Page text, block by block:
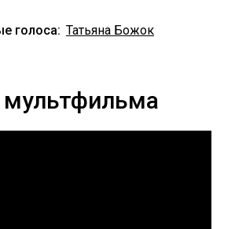
голоса: Татьяна Божок
мультфильма